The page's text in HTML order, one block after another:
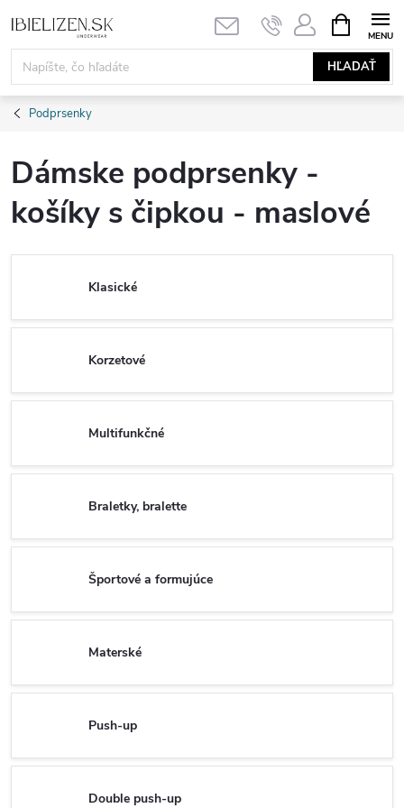
na
obsah
HĽADAŤ
KOŠÍK
Podprsenky
Dámske podprsenky -
košíky s čipkou - maslové
Klasické
Korzetové
Multifunkčné
Braletky, bralette
Športové a formujúce
Materské
Push-up
Double push-up